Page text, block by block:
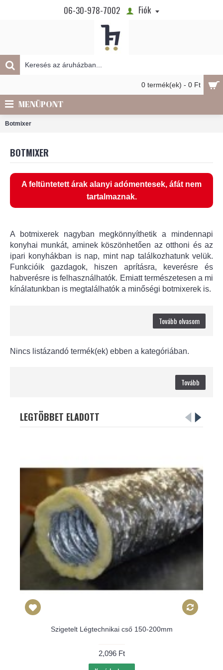
06-30-978-7002 Fiók
0 termék(ek) - 0 Ft
MENÜPONT
Botmixer
BOTMIXER
A feltüntetett árak alanyi adómentesek, áfát nem
tartalmaznak.
A botmixerek nagyban megkönnyíthetik a mindennapi
konyhai munkát, aminek köszönhetően az otthoni és az
ipari konyhákban is nap, mint nap találkozhatunk velük.
Funkcióik gazdagok, hiszen aprításra, keverésre és
habverésre is felhasználhatók. Emiatt természetesen a mi
kínálatunkban is megtalálhatók a minőségi botmixerek is.
Tovább olvasom
Nincs listázandó termék(ek) ebben a kategóriában.
Tovább
LEGTÖBBET ELADOTT
Szigetelt Légtechnikai cső 150-200mm
2,096 Ft